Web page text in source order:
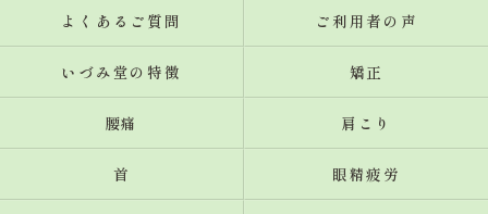
よくあるご質問 ご利用者の声
いづみ堂の特徴 矯正
腰痛 肩こり
首 眼精疲労